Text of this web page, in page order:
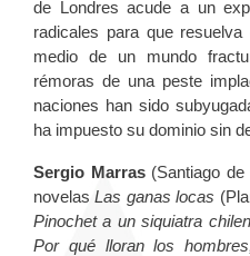
de Londres acude a un
radicales para que
medio de un mundo
rémoras de una peste
naciones han sido
ha impuesto su dominio sin
Sergio Marras(Santiago de
novelasLas ganas locas
Pinochet a un siquiatra
Por qué lloran los